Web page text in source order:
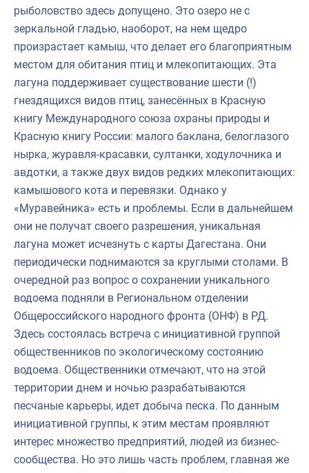
рыболовство здесь допущено. Это озеро не с
зеркальной гладью, наоборот, на нем щедро
произрастает камыш, что делает его благоприятным
местом для обитания птиц и млекопитающих. Эта
лагуна поддерживает существование шести (!)
гнездящихся видов птиц, занесённых в Красную
книгу Международного союза охраны природы и
Красную книгу России: малого баклана, белоглазого
нырка, журавля-красавки, султанки, ходулочника и
авдотки, а также двух видов редких млекопитающих:
камышового кота и перевязки. Однако у
«Муравейника» есть и проблемы. Если в дальнейшем
они не получат своего разрешения, уникальная
лагуна может исчезнуть с карты Дагестана. Они
периодически поднимаются за круглыми столами. В
очередной раз вопрос о сохранении уникального
водоема подняли в Региональном отделении
Общероссийского народного фронта (ОНФ) в РД.
Здесь состоялась встреча с инициативной группой
общественников по экологическому состоянию
водоема. Общественники отмечают, что на этой
территории днем и ночью разрабатываются
песчаные карьеры, идет добыча песка. По данным
инициативной группы, к этим местам проявляют
интерес множество предприятий, людей из бизнес-
сообщества. Но это лишь часть проблем, главная же